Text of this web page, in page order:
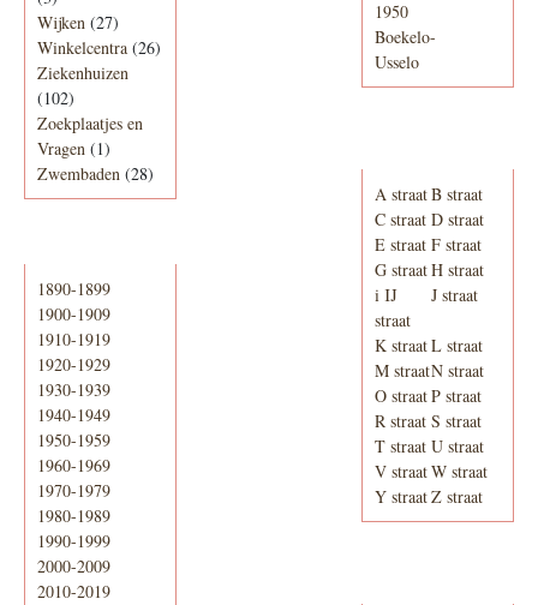
Wijken (27)
Winkelcentra (26)
Ziekenhuizen
(102)
Zoekplaatjes en
Vragen (1)
Zwembaden (28)
1890-1899
1900-1909
1910-1919
1920-1929
1930-1939
1940-1949
1950-1959
1960-1969
1970-1979
1980-1989
1990-1999
2000-2009
2010-2019
1950
Boekelo-
Usselo
A straatB straat
C straat D straat
E straat F straat
G straatH straat
i IJ
straat
J straat
K straatL straat
M straatN straat
O straatP straat
R straat S straat
T straat U straat
V straatW straat
Y straatZ straat